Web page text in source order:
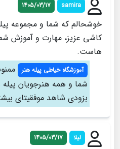
samira
1405/03/17
خوشحالم که شما و مجموعه
کاشی عزیز، مهارت و آموزش
هاست.
آموزشگاه خیاطی پیله هنر
شما و همه هنرجویان پیله
بزودی شاهد موفقیتای
لیلا 1405/03/17